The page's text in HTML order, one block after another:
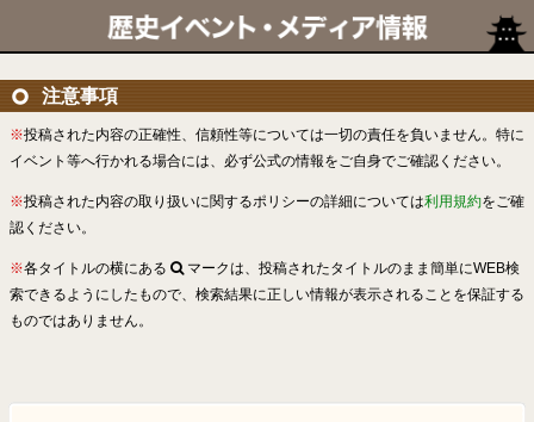
注意事項
※投稿された内容の正確性、信頼性等については一切の責任を負いません。特に
イベント等へ行かれる場合には、必ず公式の情報をご自身でご確認ください。
※投稿された内容の取り扱いに関するポリシーの詳細については利用規約をご確
認ください。
※各タイトルの横にある
マークは、投稿されたタイトルのまま簡単にWEB検
索できるようにしたもので、検索結果に正しい情報が表示されることを保証する
ものではありません。